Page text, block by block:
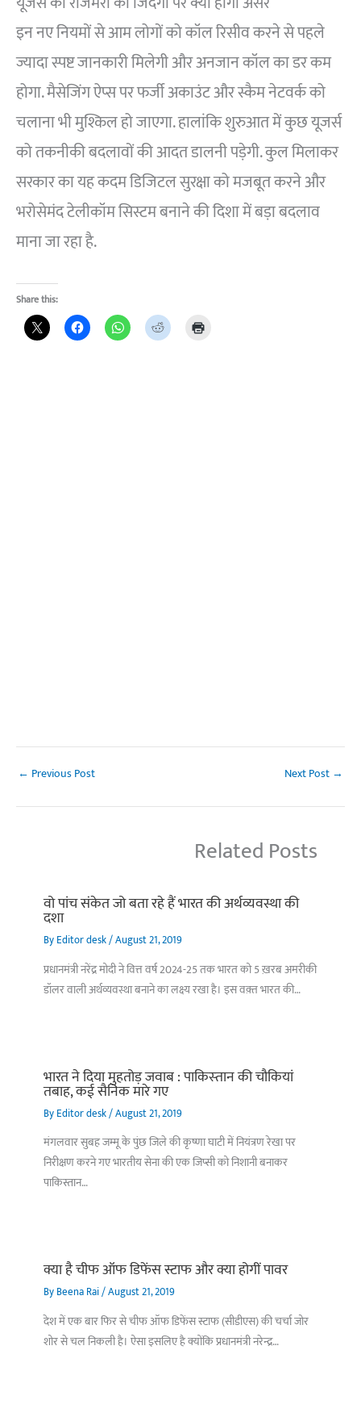
इन नए नियमों से आम लोगों को कॉल रिसीव करने से पहले
ज्यादा स्पष्ट जानकारी मिलेगी और अनजान कॉल का डर कम
होगा. मैसेजिंग ऐप्स पर फर्जी अकाउंट और स्कैम नेटवर्क को
चलाना भी मुश्किल हो जाएगा. हालांकि शुरुआत में कुछ यूजर्स
को तकनीकी बदलावों की आदत डालनी पड़ेगी. कुल मिलाकर
सरकार का यह कदम डिजिटल सुरक्षा को मजबूत करने और
भरोसेमंद टेलीकॉम सिस्टम बनाने की दिशा में बड़ा बदलाव
माना जा रहा है.
Share this:
← Previous Post Next Post →
Related Posts
वो पांच संकेत जो बता रहे हैं भारत की अर्थव्यवस्था की
दशा
ByEditor desk/August 21, 2019
प्रधानमंत्री नरेंद्र मोदी ने वित्त वर्ष 2024-25 तक भारत को 5 ख़रब अमरीकी
डॉलर वाली अर्थव्यवस्था बनाने का लक्ष्य रखा है। इस वक़्त भारत की…
भारत ने दिया मुहतोड़ जवाब : पाकिस्‍तान की चौकियां
तबाह, कई सैनिक मारे गए
ByEditor desk/August 21, 2019
मंगलवार सुबह जम्मू के पुंछ जिले की कृष्णा घाटी में नियंत्रण रेखा पर
निरीक्षण करने गए भारतीय सेना की एक जिप्सी को निशानी बनाकर
पाकिस्तान…
क्या है चीफ ऑफ डिफेंस स्टाफ और क्या होगीं पावर
ByBeena Rai/August 21, 2019
देश में एक बार फिर से चीफ ऑफ डिफेंस स्टाफ (सीडीएस) की चर्चा जोर
शोर से चल निकली है। ऐसा इसलिए है क्योंकि प्रधानमंत्री नरेन्द्र…